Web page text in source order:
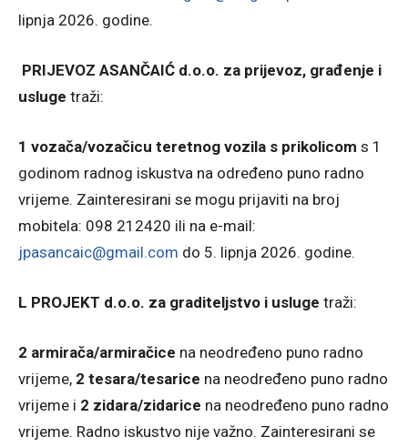
lipnja 2026. godine.
PRIJEVOZ ASANČAIĆ d.o.o. za prijevoz, građenje i
usluge traži:
1 vozača/vozačicu teretnog vozila s prikolicom s 1
godinom radnog iskustva na određeno puno radno
vrijeme. Zainteresirani se mogu prijaviti na broj
mobitela: 098 212420 ili na e-mail:
jpasancaic@gmail.com do 5. lipnja 2026. godine.
L PROJEKT d.o.o. za graditeljstvo i usluge traži:
2 armirača/armiračice na neodređeno puno radno
vrijeme, 2 tesara/tesarice na neodređeno puno radno
vrijeme i 2 zidara/zidarice na neodređeno puno radno
vrijeme. Radno iskustvo nije važno. Zainteresirani se